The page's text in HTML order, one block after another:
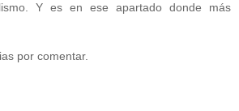
Y es en ese apartado donde más
por comentar.